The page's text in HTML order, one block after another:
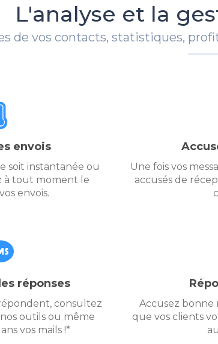
L'analyse et la
de vos contacts, statistiques,
envois
soit instantanée ou
à tout moment le
envois.
Une fois vos
accusés de
réponses
consultez
outils ou même
vos mails !*
Accusez bonne
que vos clients